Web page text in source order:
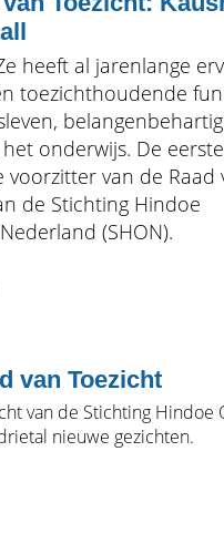
heeft al jarenlange
toezichthoudende
onderwijs. De eerste
voorzitter van de Raad
de Stichting Hindoe
(SHON).
van Toezicht
van de Stichting Hindoe
nieuwe gezichten.